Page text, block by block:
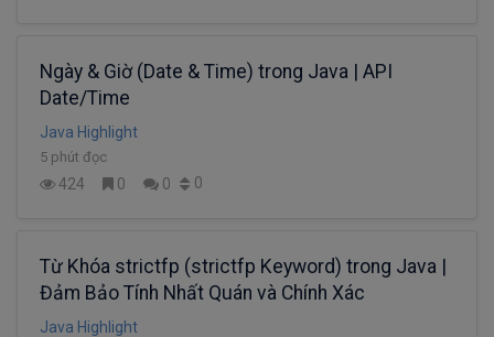
Ngày & Giờ (Date & Time) trong Java | API
Date/Time
Java Highlight
5 phút đọc
424 0 0 0
Từ Khóa strictfp (strictfp Keyword) trong Java |
Đảm Bảo Tính Nhất Quán và Chính Xác
Java Highlight